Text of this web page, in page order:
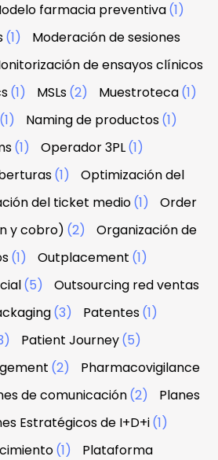
farmacia preventiva(1)
(1)
Moderación de sesiones
de ensayos clínicos
(1) MSLs(2) Muestroteca(1)
(1) Naming de productos(1)
(1) Operador 3PL(1)
(1)
Optimización del
del ticket medio(1)
Order
y cobro) (2)
Organización de
(1) Outplacement (1)
(5)
Outsourcing red ventas
(3) Patentes(1)
Patient Journey(5)
(2)
Pharmacovigilance
de comunicación(2)
Planes
Estratégicos de I+D+i(1)
(1)
Plataforma